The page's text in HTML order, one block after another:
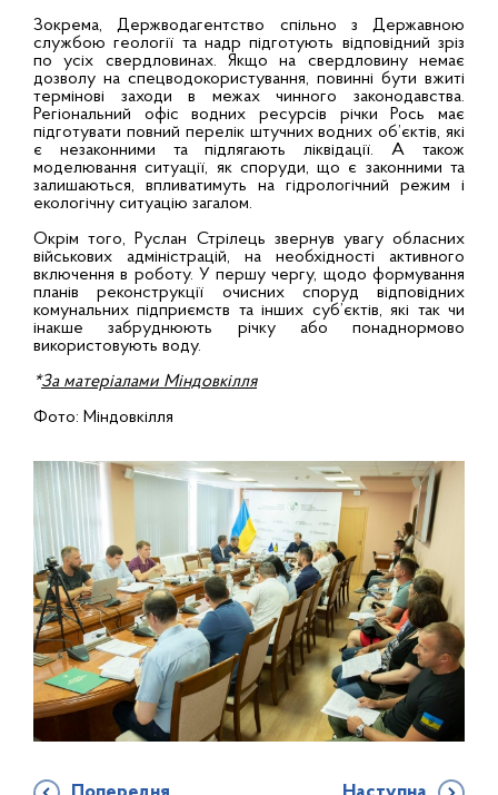
Зокрема, Держводагентство спільно з Державною
службою геології та надр підготують відповідний зріз
по усіх свердловинах. Якщо на свердловину немає
дозволу на спецводокористування, повинні бути вжиті
термінові заходи в межах чинного законодавства.
Регіональний офіс водних ресурсів річки Рось має
підготувати повний перелік штучних водних об’єктів, які
є незаконними та підлягають ліквідації. А також
моделювання ситуації, як споруди, що є законними та
залишаються, впливатимуть на гідрологічний режим і
екологічну ситуацію загалом.
Окрім того, Руслан Стрілець звернув увагу обласних
військових адміністрацій, на необхідності активного
включення в роботу. У першу чергу, щодо формування
планів реконструкції очисних споруд відповідних
комунальних підприємств та інших суб’єктів, які так чи
інакше забруднюють річку або понаднормово
використовують воду.
*За матеріалами Міндовкілля
Фото: Міндовкілля